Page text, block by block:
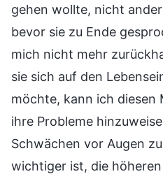
gehen wollte, nicht
bevor sie zu Ende
mich nicht mehr
sie sich auf den
möchte, kann ich diesen
ihre Probleme
Schwächen vor Augen
wichtiger ist, die